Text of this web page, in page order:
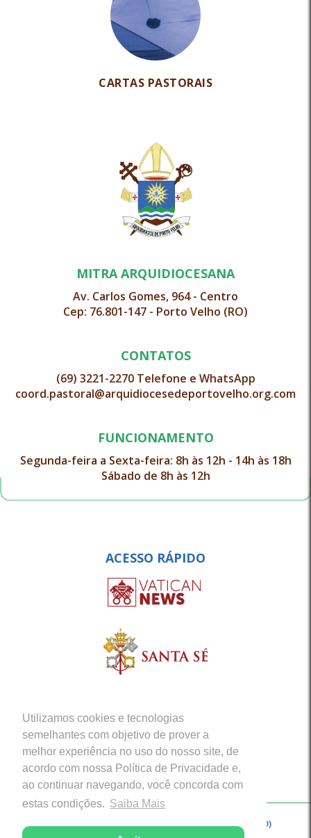
Utilizamos cookies e tecnologias
semelhantes com objetivo de prover a
melhor experiência no uso do nosso site, de
acordo com nossa Política de Privacidade e,
ao continuar navegando, você concorda com
estas condições. Saiba Mais
CARTAS PASTORAIS
MITRA ARQUIDIOCESANA
Av. Carlos Gomes, 964 - Centro
Cep: 76.801-147 - Porto Velho (RO)
CONTATOS
(69) 3221-2270 Telefone e WhatsApp
coord.pastoral@arquidiocesedeportovelho.org.com
FUNCIONAMENTO
Segunda-feira a Sexta-feira: 8h às 12h - 14h às 18h
Sábado de 8h às 12h
ACESSO RÁPIDO
Copyright © 2026 - Arquidiocese de Porto Velho (RO)